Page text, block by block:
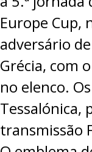
Europe Cup,
adversário
Grécia, com
no elenco.
Tessalónica,
transmissão